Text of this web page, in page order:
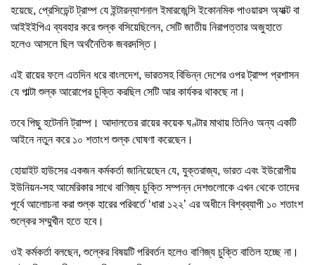
হয়েছে, প্রেসিডেন্ট ট্রাম্প যে ইন্টারন্যাশনাল ইমারজেন্সি ইকোনমিক পাওয়ারস অ্যাক্ট বা
আইইইপিএ ব্যবহার করে শুল্ক বসিয়েছিলেন, সেটি জাতীয় নিরাপত্তার অজুহাতে
হলেও আসলে ছিল অর্থনৈতিক জবরদস্তি।
এই রায়ের ফলে এতদিন ধরে বাংলদেশ, ভারতসহ বিভিন্ন দেশের ওপর ট্রাম্প প্রশাসন
যে পাল্টা শুল্ক আরোপের চুক্তি করছিল সেটি আর কার্যকর থাকছে না।
তবে পিছু হটেননি ট্রাম্প। আদালতের রায়ের কয়েক ঘণ্টার মাথায় তিনিও অন্য একটি
আইনে নতুন করে ১০ শতাংশ শুল্ক ঘোষণা করেছেন।
হোয়াইট হাউসের একজন কর্মকর্তা জানিয়েছেন যে, যুক্তরাজ্য, ভারত এবং ইউরোপীয়
ইউনিয়ন-সহ আমেরিকার সাথে বাণিজ্য চুক্তি সম্পন্ন দেশগুলোকে এখন থেকে তাদের
পূর্বে আলোচনা করা শুল্ক হারের পরিবর্তে ‘ধারা ১২২’ এর অধীনে বিশ্বব্যাপী ১০ শতাংশ
শুল্কের সম্মুখীন হতে হবে।
ওই কর্মকর্তা বলছেন, শুল্কের বিষয়টি পরিবর্তন হলেও বাণিজ্য চুক্তি বাতিল হচ্ছে না।